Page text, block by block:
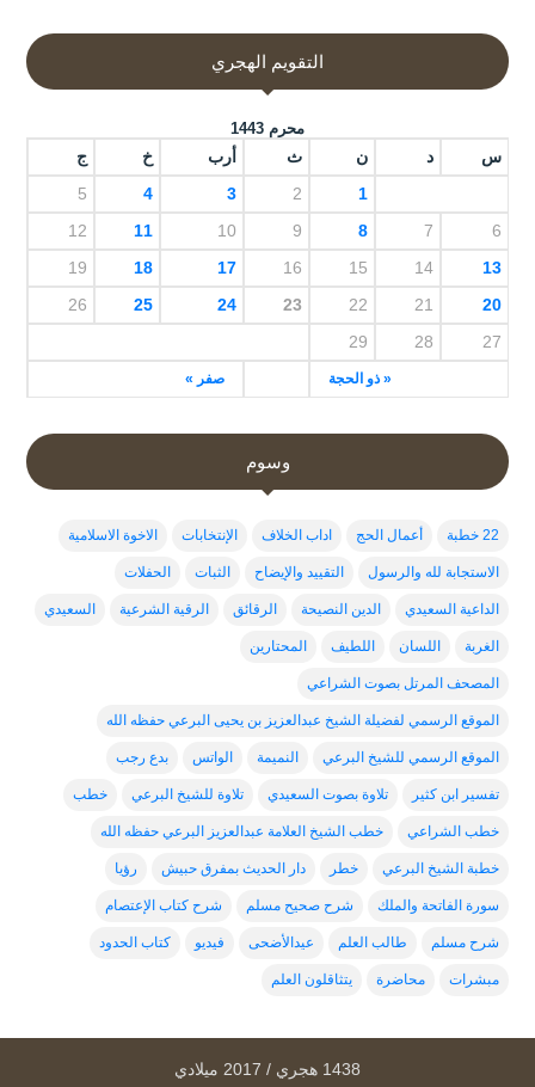
التقويم الهجري
محرم 1443
س د ن ث أرب خ ج
« ذو الحجة صفر »
1
2
3
4
5
6
7
8
9
10
11
12
13
14
15
16
17
18
19
20
21
22
23
24
25
26
27
28
29
وسوم
22 خطبة أعمال الحج اداب الخلاف الإنتخابات الاخوة الاسلامية
الاستجابة لله والرسول التقييد والإيضاح الثبات الحفلات
الداعية السعيدي الدين النصيحة الرقائق الرقية الشرعية السعيدي
الغربة اللسان اللطيف المحتارين
المصحف المرتل بصوت الشراعي
الموقع الرسمي لفضيلة الشيخ عبدالعزيز بن يحيى البرعي حفظه الله
الموقع الرسمي للشيخ البرعي النميمة الواتس بدع رجب
تفسير ابن كثير تلاوة بصوت السعيدي تلاوة للشيخ البرعي خطب
خطب الشراعي خطب الشيخ العلامة عبدالعزيز البرعي حفظه الله
خطبة الشيخ البرعي خطر دار الحديث بمفرق حبيش رؤيا
سورة الفاتحة والملك شرح صحيح مسلم شرح كتاب الإعتصام
شرح مسلم طالب العلم عيدالأضحى فيديو كتاب الحدود
مبشرات محاضرة يتثاقلون العلم
1438 هجري / 2017 ميلادي